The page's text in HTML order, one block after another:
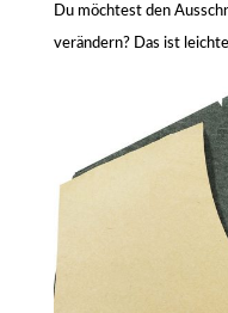
Du möchtest den
verändern? Das ist